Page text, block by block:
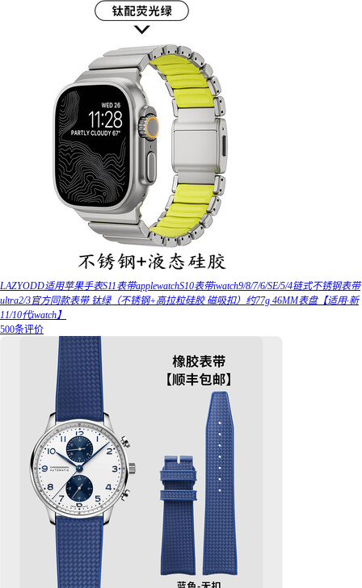
LAZYODD适用苹果手表S11表带applewatchS10表带iwatch9/8/7/6/SE/5/4链式不锈钢表带
ultra2/3官方同款表带 钛绿（不锈钢+高拉粒硅胶 磁吸扣）约77g 46MM表盘【适用·新
11/10代iwatch】
500条评价